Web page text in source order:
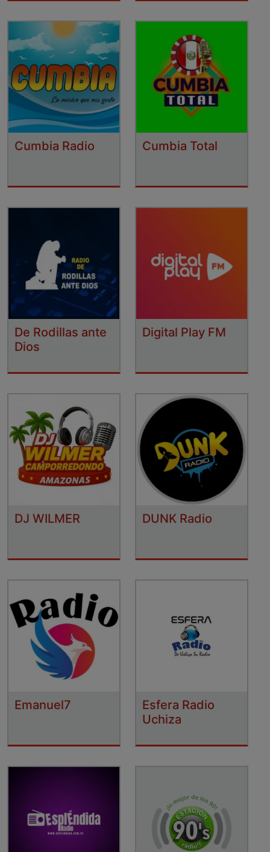
Cumbia Radio Cumbia Total
De Rodillas ante
Dios
Digital Play FM
DJ WILMER DUNK Radio
Emanuel7
Esfera Radio
Uchiza